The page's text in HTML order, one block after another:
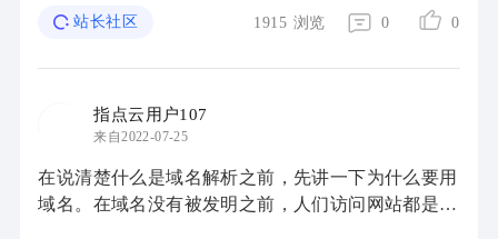
站应该如何处理网站细节呢？今 ...
站长社区 1915 浏览 0 0
指点云用户107
来自2022-07-25
在说清楚什么是域名解析之前，先讲一下为什么要用
域名。在域名没有被发明之前，人们访问网站都是通